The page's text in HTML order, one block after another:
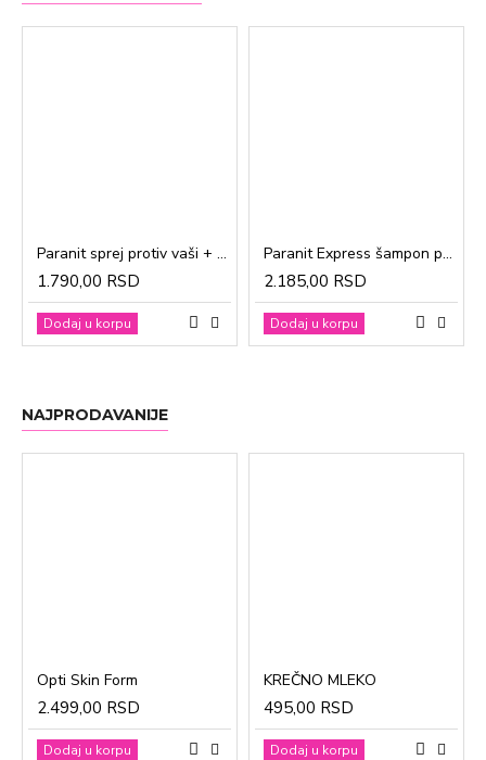
Paranit sprej protiv vaši + češalj 100ml
1.790,00 RSD
Dodaj u korpu
Paranit Express šampon protiv vaši + češalj 200ml
2.185,00 RSD
Dodaj u korpu
NAJPRODAVANIJE
Opti Skin Form
2.499,00 RSD
Dodaj u korpu
KREČNO MLEKO
495,00 RSD
Dodaj u korpu